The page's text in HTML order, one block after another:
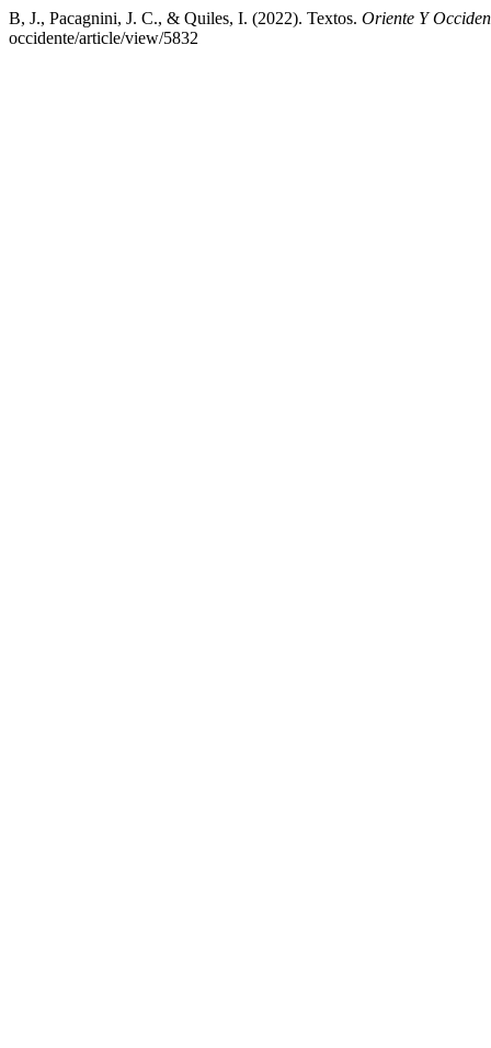
B, J., Pacagnini, J. C., & Quiles, I. (2022). Textos. Oriente Y
occidente/article/view/5832